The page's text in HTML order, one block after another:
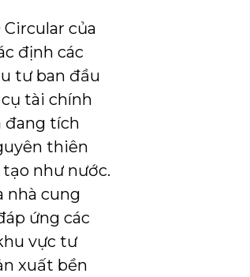
Circular của
định các
tư ban đầu
tài chính
đang tích
thiên
như nước.
nhà cung
ứng các
vực tư
xuất bền